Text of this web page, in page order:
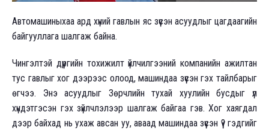
Автомашиныхаа ард хүний гавлын яс зүүсэн асуудлыг цагдаагийн
байгууллага шалгаж байна.
Чингэлтэй дүүргийн тохижилт үйлчилгээний компанийн ажилтан
тус гавлыг хог дээрээс олоод, машиндаа зүүсэн гэх тайлбарыг
өгчээ. Энэ асуудлыг Зөрчлийн тухай хуулийн бусдыг үл
хүндэтгэсэн гэх зүйлчлэлээр шалгаж байгаа гэв. Хог хаягдал
дээр байхад нь ухаж авсан уу, аваад машиндаа зүүсэн үү? гэдгийг